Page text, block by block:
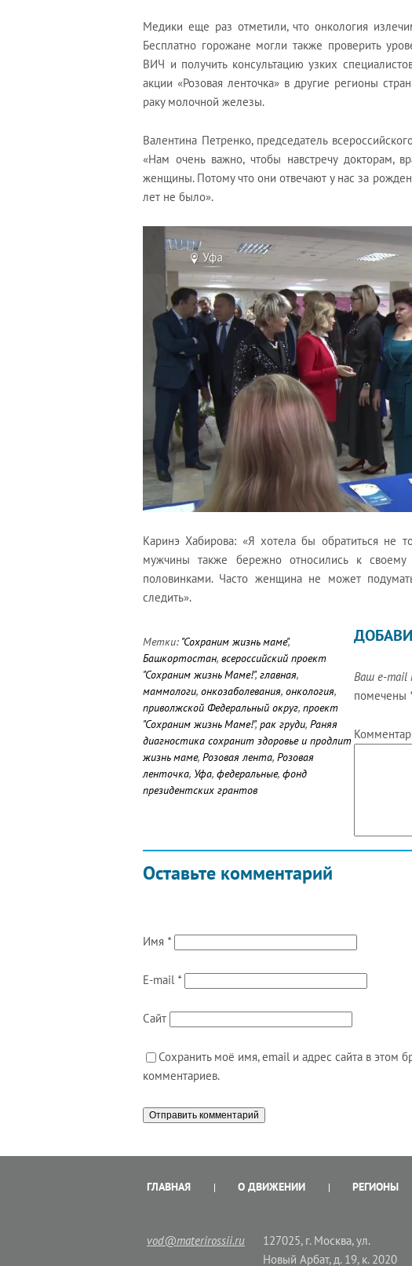
Медики еще раз отметили, что онкология
Бесплатно горожане могли также проверить
ВИЧ и получить консультацию узких
акции «Розовая ленточка» в другие регионы
раку молочной железы.
Валентина Петренко, председатель
«Нам очень важно, чтобы навстречу докторам,
женщины. Потому что они отвечают у нас за
лет не было».
Каринэ Хабирова: «Я хотела бы обратиться
мужчины также бережно относились к
половинками. Часто женщина не может
следить».
Метки: "Сохраним жизнь маме",
Башкортостан, всероссийский проект
"Сохраним жизнь Маме!",главная,
маммологи, онкозаболевания, онкология,
приволжской Федеральный округ, проект
"Сохраним жизнь Маме!",рак груди, Раняя
диагностика сохранит здоровье и продлит
жизнь маме, Розовая лента, Розовая
ленточка, Уфа, федеральные, фонд
президентских грантов
Оставьте комментарий
Ваш e-mail
помечены
Имя *
E-mail *
Сайт
Сохранить моё имя, email и адрес сайта в этом
комментариев.
ГЛАВНАЯ О ДВИЖЕНИИ РЕГИОНЫ
vod@materirossii.ru
127025, г. Москва, ул.
Новый Арбат, д. 19, к. 2020